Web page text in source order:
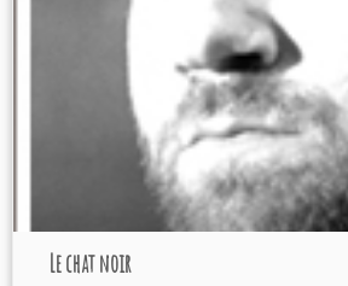
Le chat noir